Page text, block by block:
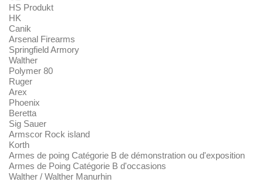
HS Produkt
HK
Canik
Arsenal Firearms
Springfield Armory
Walther
Polymer 80
Ruger
Arex
Phoenix
Beretta
Sig Sauer
Armscor Rock island
Korth
Armes de poing Catégorie B de démonstration ou d'exposition
Armes de Poing Catégorie B d'occasions
Walther / Walther Manurhin